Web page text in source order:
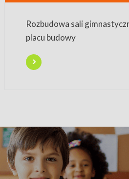
Rozbudowa sali
placu budowy